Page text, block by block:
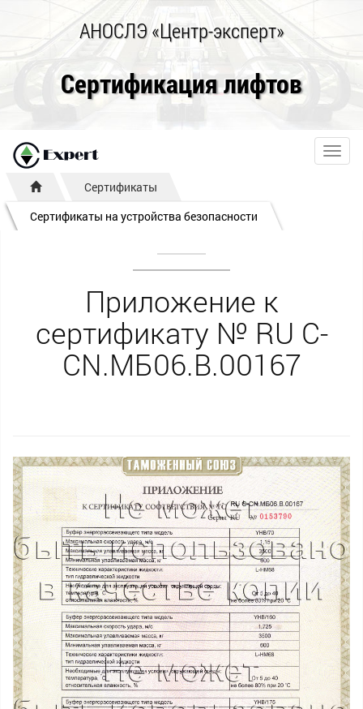
АНОСЛЭ «Центр-эксперт»
Сертификация лифтов
Сертификаты
Сертификаты на устройства безопасности
Приложение к
сертификату № RU С-
CN.МБ06.B.00167